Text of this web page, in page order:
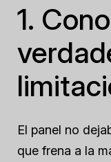
1.
El panel no
que frena a la